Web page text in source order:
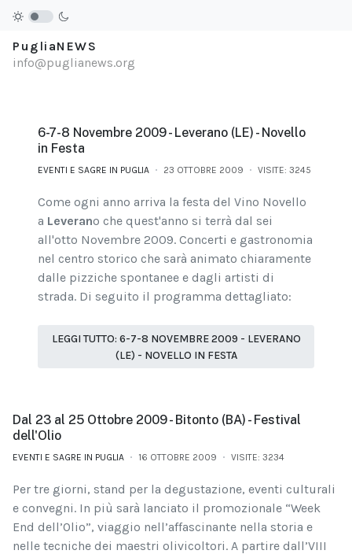
PugliaNEWS
info@puglianews.org
6-7-8 Novembre 2009 - Leverano (LE) - Novello
in Festa
EVENTI E SAGRE IN PUGLIA 23 OTTOBRE 2009 VISITE: 3245
Come ogni anno arriva la festa del Vino Novello
a Leverano che quest'anno si terrà dal sei
all'otto Novembre 2009. Concerti e gastronomia
nel centro storico che sarà animato chiaramente
dalle pizziche spontanee e dagli artisti di
strada. Di seguito il programma dettagliato:
LEGGI TUTTO: 6-7-8 NOVEMBRE 2009 - LEVERANO
(LE) - NOVELLO IN FESTA
Dal 23 al 25 Ottobre 2009 - Bitonto (BA) - Festival
dell'Olio
EVENTI E SAGRE IN PUGLIA 16 OTTOBRE 2009 VISITE: 3234
Per tre giorni, stand per la degustazione, eventi culturali
e convegni. In più sarà lanciato il promozionale “Week
End dell’Olio”, viaggio nell’affascinante nella storia e
nelle tecniche dei maestri olivicoltori. A partire dall’VIII